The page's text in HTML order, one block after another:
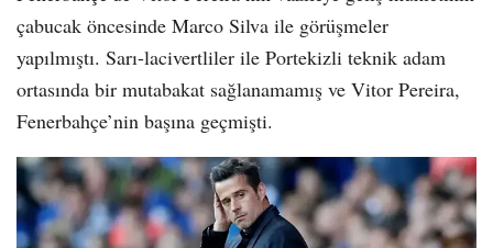
çabucak öncesinde Marco Silva ile görüşmeler
yapılmıştı. Sarı-lacivertliler ile Portekizli teknik adam
ortasında bir mutabakat sağlanamamış ve Vitor Pereira,
Fenerbahçe’nin başına geçmişti.